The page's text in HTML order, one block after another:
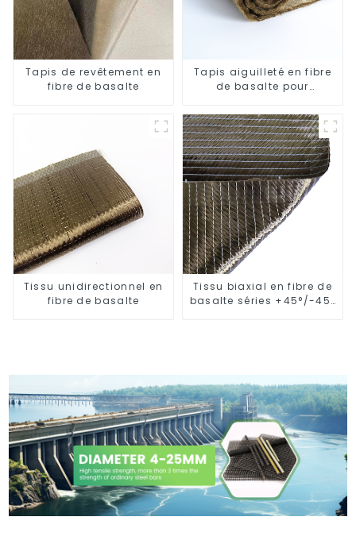
Tapis de revêtement en
fibre de basalte
Tapis aiguilleté en fibre
de basalte pour
Tissu unidirectionnel en
fibre de basalte
Tissu biaxial en fibre de
basalte séries +45°/-45°